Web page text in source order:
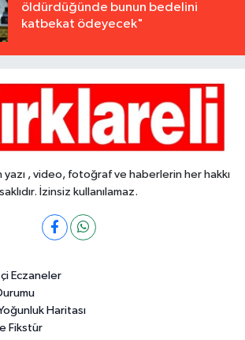
öldürdüğünde bunun bedelini
katbekat ödeyecek"
, video, fotoğraf ve haberlerin her hakkı
saklıdır. İzinsiz kullanılamaz.
Eczaneler
Haritası
Fikstür